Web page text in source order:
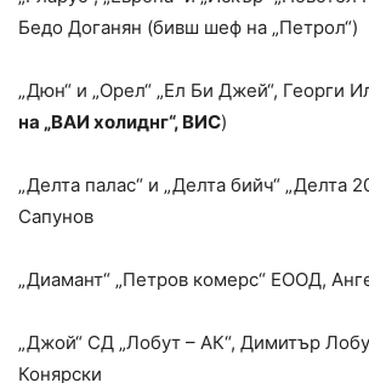
Бедо Доганян (бивш шеф на „Петрол“)
„Дюн“ и „Орел“ „Ел Би Джей“, Георги
на „ВАИ холиднг“, ВИС)
„Делта палас“ и „Делта бийч“ „Делта
Сапунов
„Диамант“ „Петров комерс“ ЕООД,
„Джой“ СД „Лобут – АК“, Димитър
Конярски